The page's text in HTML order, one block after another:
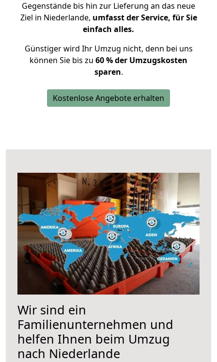
Gegenstände bis hin zur Lieferung an das neue
Ziel in Niederlande, umfasst der Service, für Sie
einfach alles.
Günstiger wird Ihr Umzug nicht, denn bei uns
können Sie bis zu 60 % der Umzugskosten
sparen.
Kostenlose Angebote erhalten
Wir sind ein
Familienunternehmen und
helfen Ihnen beim Umzug
nach Niederlande